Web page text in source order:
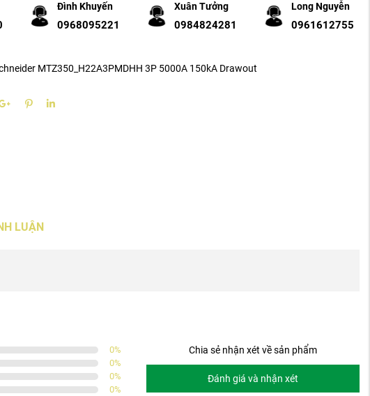
Đình Khuyến
0968095221
Xuân Tưởng
0984824281
Long Nguyễn
0961612755
MTZ350_H22A3PMDHH 3P 5000A 150kA Drawout
LUẬN
0%
0%
0%
0%
Chia sẻ nhận xét về sản phẩm
Đánh giá và nhận xét